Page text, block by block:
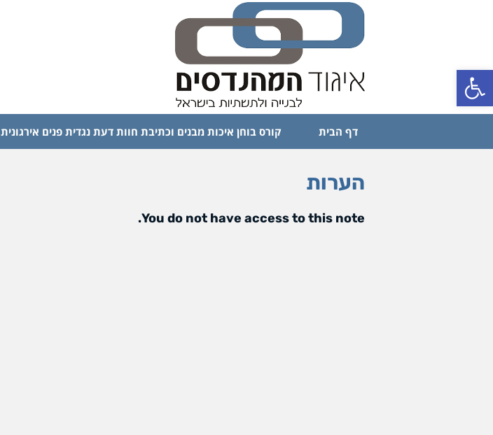
פתח סרגל נגישות
דף הבית קורס בוחן איכות מבנים וכתיבת חוות דעת נגדית פנים אירגונית
הערות
You do not have access to this note.